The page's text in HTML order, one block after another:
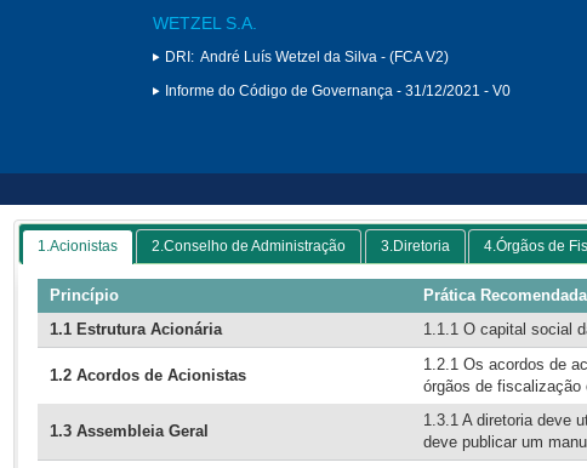
WETZEL S.A.
DRI: André Luís Wetzel da Silva - (FCA V2)
Informe do Código de Governança - 31/12/2021 - V0